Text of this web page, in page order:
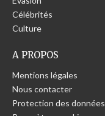
Célébrités
Culture
A PROPOS
Mentions légales
Nous contacter
Protection des données